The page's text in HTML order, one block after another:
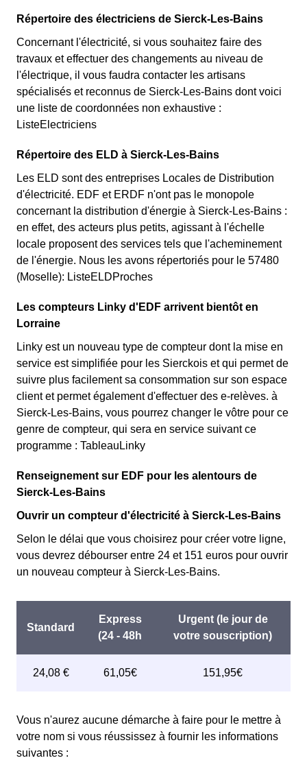
Répertoire des électriciens de Sierck-Les-Bains
Concernant l'électricité, si vous souhaitez faire des
travaux et effectuer des changements au niveau de
l'électrique, il vous faudra contacter les artisans
spécialisés et reconnus de Sierck-Les-Bains dont voici
une liste de coordonnées non exhaustive :
ListeElectriciens
Répertoire des ELD à Sierck-Les-Bains
Les ELD sont des entreprises Locales de Distribution
d'électricité. EDF et ERDF n'ont pas le monopole
concernant la distribution d'énergie à Sierck-Les-Bains :
en effet, des acteurs plus petits, agissant à l'échelle
locale proposent des services tels que l'acheminement
de l'énergie. Nous les avons répertoriés pour le 57480
(Moselle): ListeELDProches
Les compteurs Linky d'EDF arrivent bientôt en
Lorraine
Linky est un nouveau type de compteur dont la mise en
service est simplifiée pour les Sierckois et qui permet de
suivre plus facilement sa consommation sur son espace
client et permet également d'effectuer des e-relèves. à
Sierck-Les-Bains, vous pourrez changer le vôtre pour ce
genre de compteur, qui sera en service suivant ce
programme : TableauLinky
Renseignement sur EDF pour les alentours de
Sierck-Les-Bains
Ouvrir un compteur d'électricité à Sierck-Les-Bains
Selon le délai que vous choisirez pour créer votre ligne,
vous devrez débourser entre 24 et 151 euros pour ouvrir
un nouveau compteur à Sierck-Les-Bains.
Vous n'aurez aucune démarche à faire pour le mettre à
votre nom si vous réussissez à fournir les informations
suivantes :